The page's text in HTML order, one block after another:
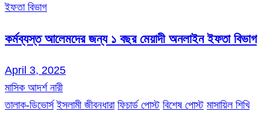
ইফতা বিভাগ
কর্মব্যস্ত আলেমদের জন্য ১ বছর মেয়াদী অনলাইন ইফতা বিভাগ
April 3, 2025
মাসিক আদর্শ নারী
তালাক-ডিভোর্স ইসলামী জীবনধারা ফিচার্ড পোস্ট বিশেষ পোস্ট মাসায়িল শিখি